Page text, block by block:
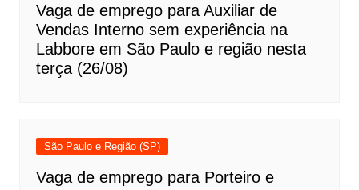
Vaga de emprego para Auxiliar de
Vendas Interno sem experiência na
Labbore em São Paulo e região nesta
terça (26/08)
São Paulo e Região (SP)
Vaga de emprego para Porteiro e